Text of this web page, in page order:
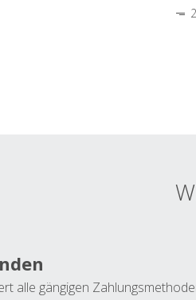
alle gängigen